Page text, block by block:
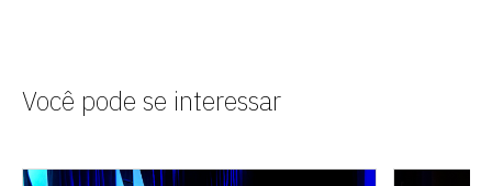
Você pode se interessar